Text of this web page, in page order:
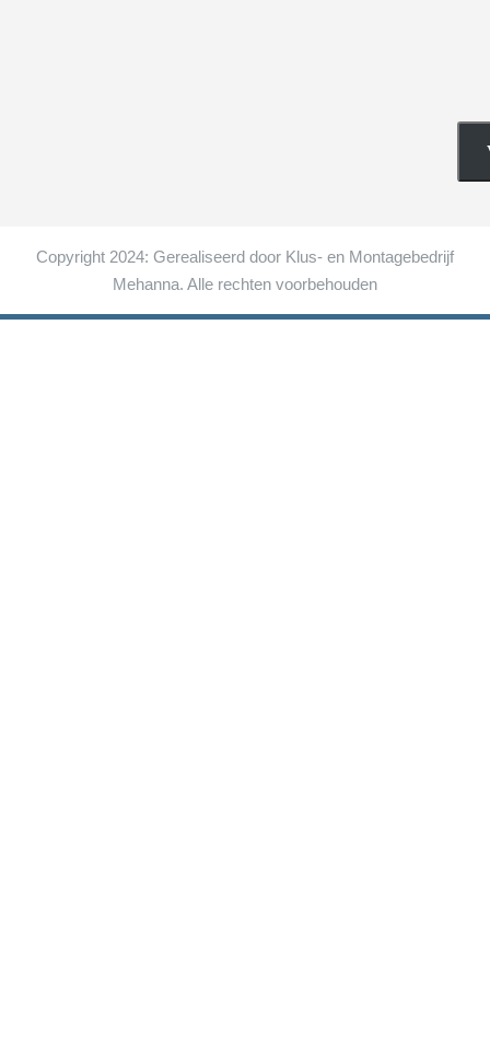
Copyright 2024: Gerealiseerd door Klus- en Montagebedrijf
Mehanna. Alle rechten voorbehouden